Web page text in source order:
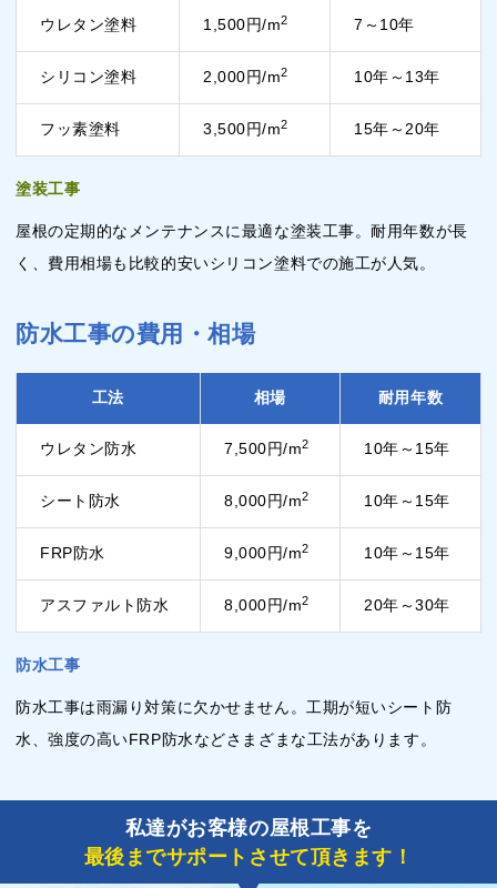
ウレタン塗料 1,500円/m2 7～10年
シリコン塗料 2,000円/m2 10年～13年
フッ素塗料 3,500円/m2 15年～20年
塗装工事
屋根の定期的なメンテナンスに最適な塗装工事。耐用年数が長
く、費用相場も比較的安いシリコン塗料での施工が人気。
防水工事の費用・相場
工法 相場 耐用年数
ウレタン防水 7,500円/m2 10年～15年
シート防水 8,000円/m2 10年～15年
FRP防水 9,000円/m2 10年～15年
アスファルト防水 8,000円/m2 20年～30年
防水工事
防水工事は雨漏り対策に欠かせません。工期が短いシート防
水、強度の高いFRP防水などさまざまな工法があります。
私達がお客様の屋根工事を
最後までサポートさせて頂きます！